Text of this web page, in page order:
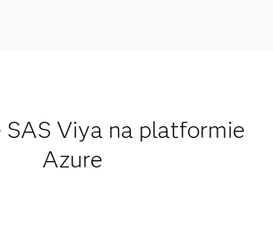
SAS Viya na platformie
Azure